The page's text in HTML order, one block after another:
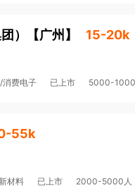
） 【广州 】 15-20k
消费电子 已上市 5000-
55k
材料 已上市 2000-5000人